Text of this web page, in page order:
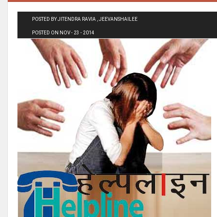
POSTED BY JITENDRA RAVIA , JEEVANSHAILEE
POSTED ON NOV - 23 - 2014